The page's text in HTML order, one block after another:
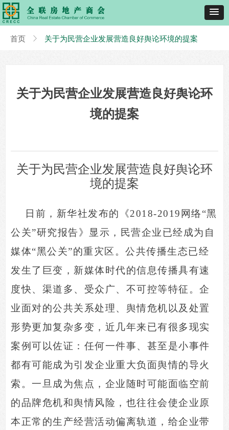
关于为民营企业发展营造良好舆论环
境的提案
关于为民营企业发展营造良好舆论环
境的提案
日前，新华社发布的《2018-2019网络“黑
公关”研究报告》显示，民营企业已经成为自
媒体“黑公关”的重灾区。公共传播生态已经
发生了巨变，新媒体时代的信息传播具有速
度快、渠道多、受众广、不可控等特征。企
业面对的公共关系处理、舆情危机以及处置
形势更加复杂多变，近几年来已有很多现实
案例可以佐证：任何一件事、甚至是小事件
都有可能成为引发企业重大负面舆情的导火
索。一旦成为焦点，企业随时可能面临空前
的品牌危机和舆情风险，也往往会使企业原
本正常的生产经营活动偏离轨道，给企业带
首页 ꁕ 关于为民营企业发展营造良好舆论环境的提案